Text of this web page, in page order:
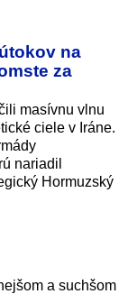
na
za
masívnu vlnu
ciele v Iráne.
nariadil
Hormuzský
a suchšom